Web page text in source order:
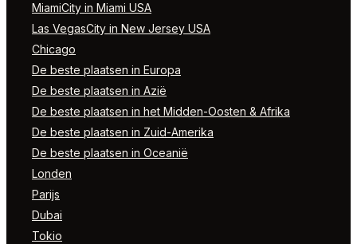
MiamiCity in Miami USA
Las VegasCity in New Jersey USA
Chicago
De beste plaatsen in Europa
De beste plaatsen in Azië
De beste plaatsen in het Midden-Oosten & Afrika
De beste plaatsen in Zuid-Amerika
De beste plaatsen in Oceanië
Londen
Parijs
Dubai
Tokio